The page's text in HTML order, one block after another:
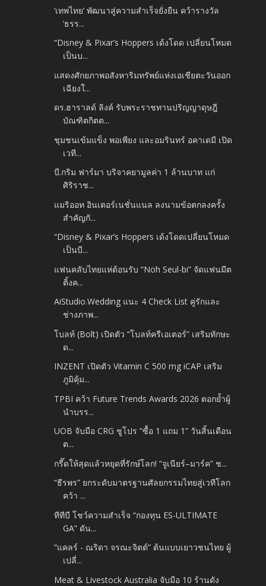
‘เทพไทย’ พัฒนาสู่ความสำเร็จยั่งยืน คว้ารางวัล
‘ธรร...
“Disney & Pixar’s Hoppers เด้งโดด เปลี่ยนโหมด
เป็นบ...
แสดงศักยภาพอสังหาริมทรัพย์แห่งเอเชียตะวันออก
เฉียงใ...
ดร.ฮาราลด์ ลิงค์ รับพระราชทานปริญญาดุษฎี
บัณฑิตกิตต...
ชุมชนเข้มแข็ง พอเพียง และอมรินทร์ อคาเดมี เปิด
เวที...
บี.กริม ฟาร์มา บริจาคยามูลค่า 1 ล้านบาท แก่
ศิริราช...
แมริออท อินเตอร์เนชั่นแนล ลงนามข้อตกลงครั้ง
สำคัญกั...
“Disney & Pixar’s Hoppers เด้งโดดเปลี่ยนโหมด
เป็นบี...
แฟนคลับไทยแห่ต้อนรับ “Noh Seul-bi” จัดแฟนมีต
ติ้งค...
AiStudio.Wedding แนะ 4 Check List คู่รักและ
ช่างภาพ...
โบลท์ (Bolt) เปิดตัว “โบลท์ครีเอเตอร์” เสริมทักษะ
ด...
INZENT เปิดตัว Vitamin C 500 mg iCAP เสริม
ภูมิคุ้ม...
TPBI คว้า Future Trends Awards 2026 ตอกย้ำผู้
นำบรร...
UOB จับมือ CRG ชูโปร “ซื้อ 1 แถม 1” วันสิ้นเดือน
ต...
กรี๊ดให้สุดแล้วหยุดที่รักษ์โลก! “จูเนียร์–มาร์ค” ช...
“ธีรพร” ยกระดับมาตรฐานศัลยกรรมไทยสู่เวทีโลก
คว้า ...
ทีทีบี โชว์ความสำเร็จ “กองทุน ES-ULTIMATE
GA” ดัน...
“แคลร์ - ณริดา จรณะจิตต์” ต้นแบบเยาวชนไทย ผู้
เปลี่...
Meat & Livestock Australia จับมือ 10 ร้านดัง